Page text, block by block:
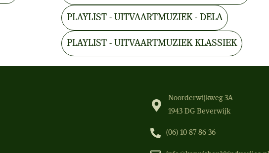
PLAYLIST - UITVAARTMUZIEK - DELA
PLAYLIST - UITVAARTMUZIEK KLASSIEK
Noorderwijkweg 3A
1943 DG Beverwijk
(06) 10 87 86 36‬